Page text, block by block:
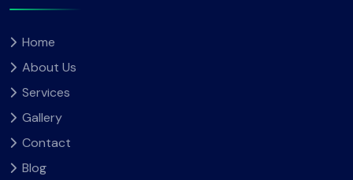
Home
About Us
Services
Gallery
Contact
Blog